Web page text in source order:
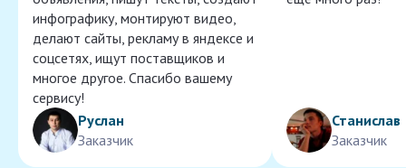
инфографику, монтируют видео,
делают сайты, рекламу в яндексе и
соцсетях, ищут поставщиков и
многое другое. Спасибо вашему
сервису!
Руслан
Заказчик
Станислав
Заказчик